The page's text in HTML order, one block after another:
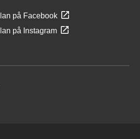
på Facebook
på Instagram